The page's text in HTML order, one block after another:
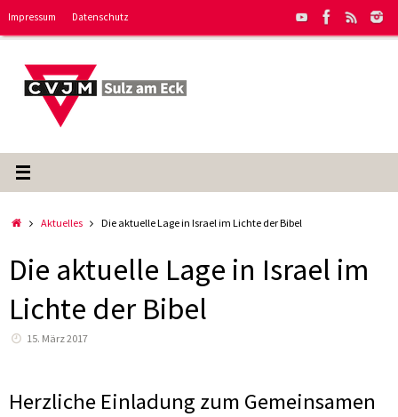
Impressum Datenschutz
StartAktuelles Die aktuelle Lage in Israel im Lichte der Bibel
Die aktuelle Lage in Israel im
Lichte der Bibel
15. März 2017
Herzliche Einladung zum Gemeinsamen